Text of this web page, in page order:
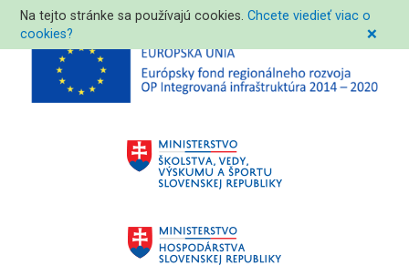
Na tejto stránke sa používajú cookies.Chcete viedieť viac o
cookies?
❌